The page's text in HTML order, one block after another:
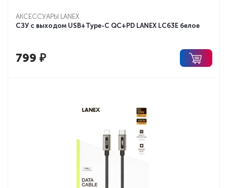
АКСЕССУАРЫ LANEX
СЗУ с выходом USB+Type-C QC+PD LANEX LC63E белое
799 ₽